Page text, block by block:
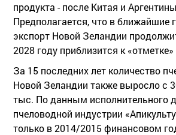
продукта - после Китая и
Предполагается, что в
экспорт Новой Зеландии
2028 году приблизится к
За 15 последних лет количество
Новой Зеландии также выросло с
тыс. По данным исполнительного
пчеловодной индустрии
только в 2014/2015 финансовом